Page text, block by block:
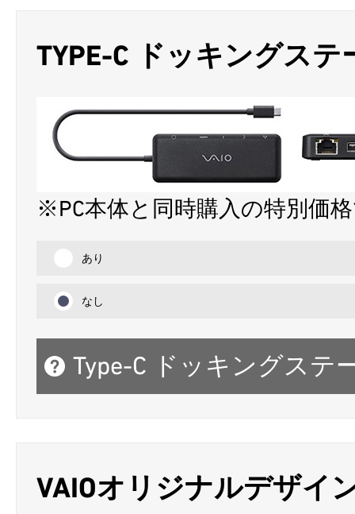
TYPE-C ドッキングステ
※PC本体と同時購入の特別価
あり
なし
Type-C ドッキングステ
VAIOオリジナルデザイ